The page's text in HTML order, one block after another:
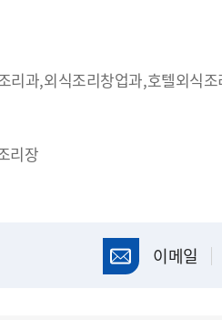
리과,외식조리창업과,호텔외식
리장
이메일